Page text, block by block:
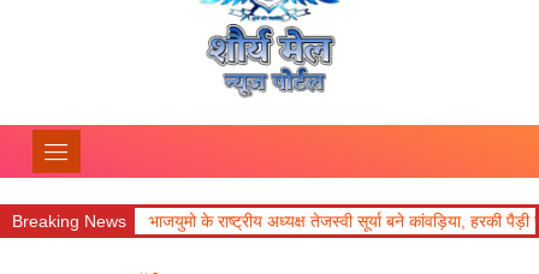
Breaking News
किया भाजयुमो के राष्ट्रीय अध्यक्ष तेजस्वी सूर्या बने कांवड़िया, हरकी पैड़ी से